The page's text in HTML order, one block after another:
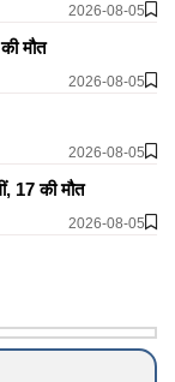
2026-08-05
मौत
2026-08-05
2026-08-05
17 की मौत
2026-08-05